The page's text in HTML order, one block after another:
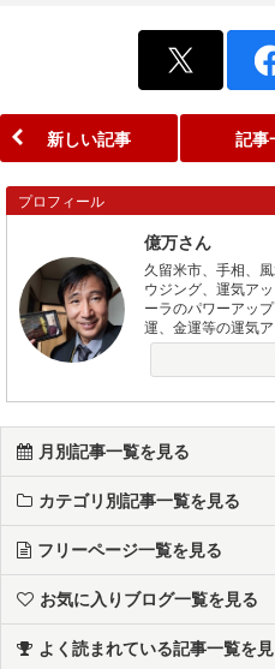
新しい記事 記事
プロフィール
億万さん
久留米市、手相、
ウジング、運気ア
ーラのパワーアッ
運、金運等の運気
月別記事一覧を見る
カテゴリ別記事一覧を見る
フリーページ一覧を見る
お気に入りブログ一覧を見る
よく読まれている記事一覧を